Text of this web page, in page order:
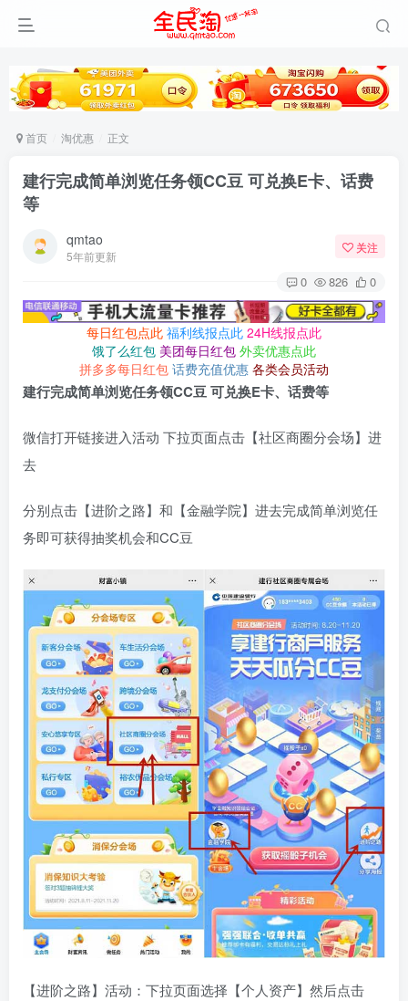
首页 淘优惠 正文
建行完成简单浏览任务领CC豆 可兑换E卡、话费
等
qmtao
5年前更新
关注
0 826 0
每日红包点此 福利线报点此 24H线报点此
饿了么红包 美团每日红包 外卖优惠点此
拼多多每日红包 话费充值优惠 各类会员活动
建行完成简单浏览任务领CC豆 可兑换E卡、话费等
微信打开链接进入活动 下拉页面点击【社区商圈分会场】进
去
分别点击【进阶之路】和【金融学院】进去完成简单浏览任
务即可获得抽奖机会和CC豆
【进阶之路】活动：下拉页面选择【个人资产】然后点击